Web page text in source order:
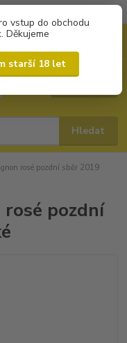
vstup do obchodu
Děkujeme
starší 18 let
Hledat
rosé pozdní sběr 2019
pozdní